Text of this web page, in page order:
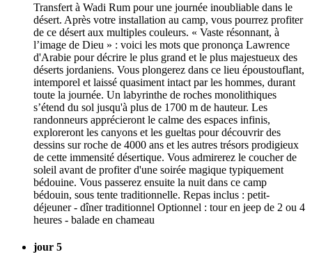
Transfert à Wadi Rum pour une journée inoubliable dans le
désert. Après votre installation au camp, vous pourrez profiter
de ce désert aux multiples couleurs. « Vaste résonnant, à
l’image de Dieu » : voici les mots que prononça Lawrence
d'Arabie pour décrire le plus grand et le plus majestueux des
déserts jordaniens. Vous plongerez dans ce lieu époustouflant,
intemporel et laissé quasiment intact par les hommes, durant
toute la journée. Un labyrinthe de roches monolithiques
s’étend du sol jusqu'à plus de 1700 m de hauteur. Les
randonneurs apprécieront le calme des espaces infinis,
exploreront les canyons et les gueltas pour découvrir des
dessins sur roche de 4000 ans et les autres trésors prodigieux
de cette immensité désertique. Vous admirerez le coucher de
soleil avant de profiter d'une soirée magique typiquement
bédouine. Vous passerez ensuite la nuit dans ce camp
bédouin, sous tente traditionnelle. Repas inclus : petit-
déjeuner - dîner traditionnel Optionnel : tour en jeep de 2 ou 4
heures - balade en chameau
jour 5